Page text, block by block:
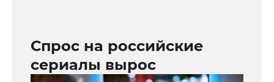
Спрос на российские
сериалы вырос